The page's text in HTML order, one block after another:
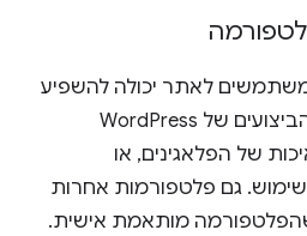
לאתר יכולה להשפיע
מאוד על TTFB. לדוגמה, הביצועים של WordPress
הפלאגינים, או
גם פלטפורמות אחרות
מותאמת אישית.